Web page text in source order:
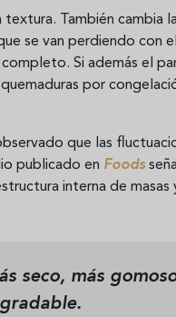
También cambia
se van perdiendo con
Si además el
por
que las
publicado en Foods
interna de
seco, más